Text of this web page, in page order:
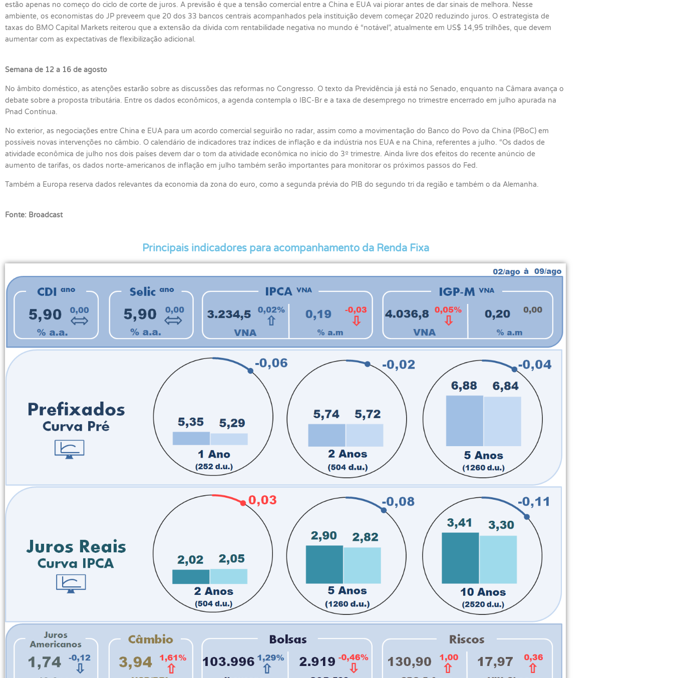
estão apenas no começo do ciclo de corte de juros. A previsão é que a tensão comercial entre a China e EUA vai piorar antes de dar sinais de melhora. Nesse
ambiente, os economistas do JP preveem que 20 dos 33 bancos centrais acompanhados pela instituição devem começar 2020 reduzindo juros. O estrategista de
taxas do BMO Capital Markets reiterou que a extensão da dívida com rentabilidade negativa no mundo é “notável”, atualmente em US$ 14,95 trilhões, que devem
aumentar com as expectativas de flexibilização adicional.
Semana de 12 a 16 de agosto
No âmbito doméstico, as atenções estarão sobre as discussões das reformas no Congresso. O texto da Previdência já está no Senado, enquanto na Câmara avança o
debate sobre a proposta tributária. Entre os dados econômicos, a agenda contempla o IBC-Br e a taxa de desemprego no trimestre encerrado em julho apurada na
Pnad Contínua.
No exterior, as negociações entre China e EUA para um acordo comercial seguirão no radar, assim como a movimentação do Banco do Povo da China (PBoC) em
possíveis novas intervenções no câmbio. O calendário de indicadores traz índices de inflação e da indústria nos EUA e na China, referentes a julho. “Os dados de
atividade econômica de julho nos dois países devem dar o tom da atividade econômica no início do 3º trimestre. Ainda livre dos efeitos do recente anúncio de
aumento de tarifas, os dados norte-americanos de inflação em julho também serão importantes para monitorar os próximos passos do Fed.
Também a Europa reserva dados relevantes da economia da zona do euro, como a segunda prévia do PIB do segundo tri da região e também o da Alemanha.
Fonte: Broadcast
Principais indicadores para acompanhamento da Renda Fixa